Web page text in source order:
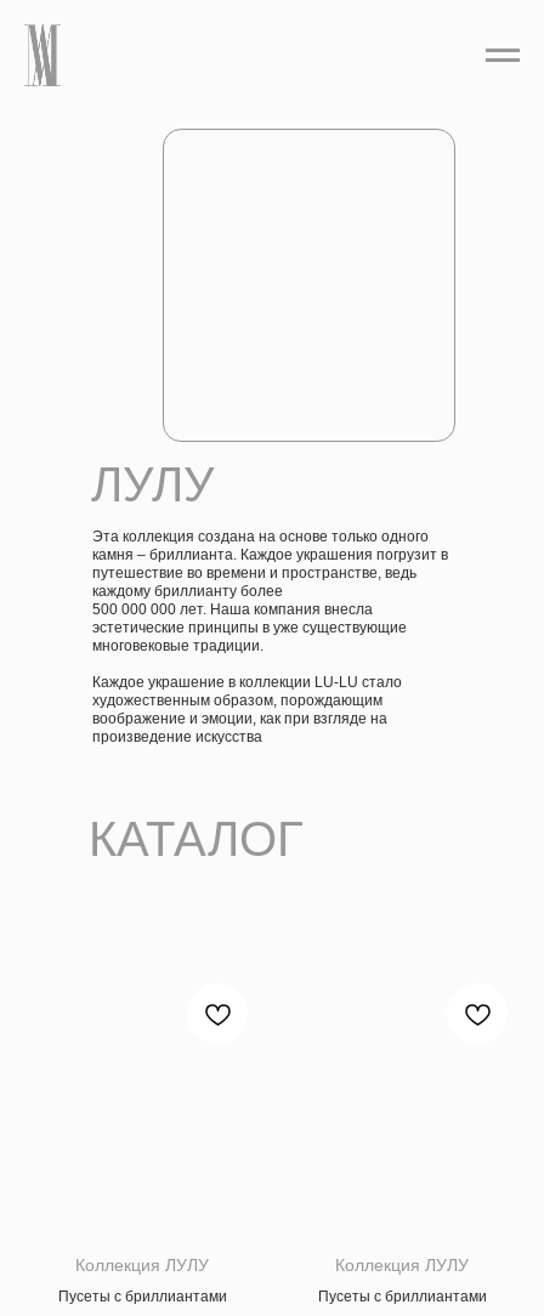
КАТАЛОГ
ЛУЛУ
Эта коллекция создана на основе только одного
камня – бриллианта. Каждое украшения погрузит в
путешествие во времени и пространстве, ведь
каждому бриллианту более
500 000 000 лет. Наша компания внесла
эстетические принципы в уже существующие
многовековые традиции.
Каждое украшение в коллекции LU-LU стало
художественным образом, порождающим
воображение и эмоции, как при взгляде на
произведение искусства
Коллекция ЛУЛУ
Пусеты с бриллиантами
Коллекция ЛУЛУ
Пусеты с бриллиантами